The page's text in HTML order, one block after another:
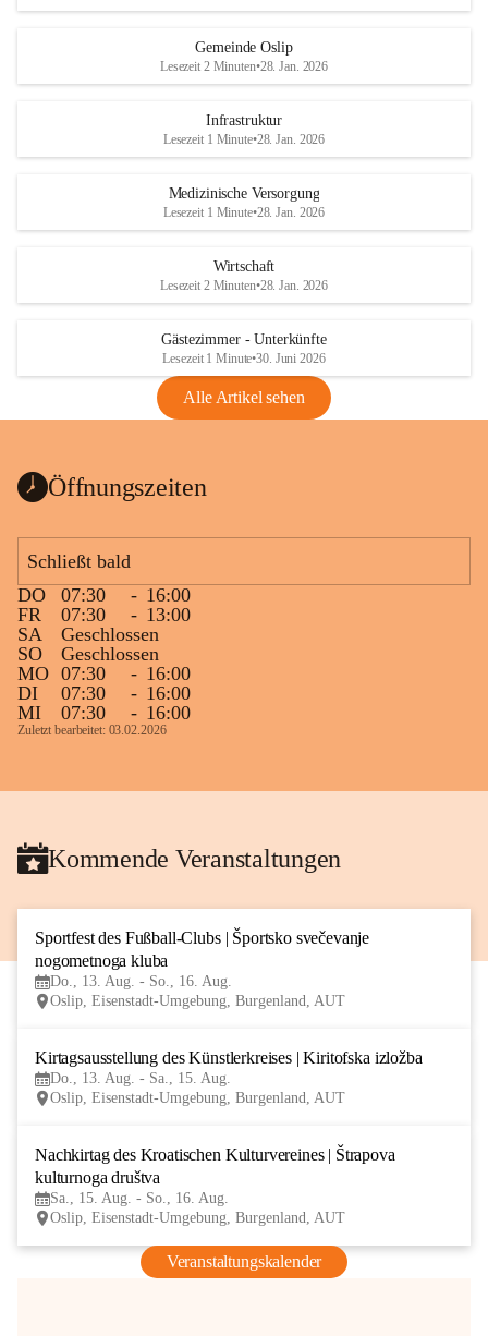
Gemeinde Oslip
Lesezeit 2 Minuten•28. Jan. 2026
Infrastruktur
Lesezeit 1 Minute•28. Jan. 2026
Medizinische Versorgung
Lesezeit 1 Minute•28. Jan. 2026
Wirtschaft
Lesezeit 2 Minuten•28. Jan. 2026
Gästezimmer - Unterkünfte
Lesezeit 1 Minute•30. Juni 2026
Alle Artikel sehen
Öffnungszeiten
Schließt bald
DO
07:30 - 16:00
FR
07:30 - 13:00
SA
Geschlossen
SO
Geschlossen
MO 07:30 - 16:00
DI
07:30 - 16:00
MI
07:30 - 16:00
Zuletzt bearbeitet: 03.02.2026
Kommende Veranstaltungen
Sportfest des Fußball-Clubs | Športsko svečevanje
nogometnoga kluba
Do., 13. Aug. - So., 16. Aug.
Oslip, Eisenstadt-Umgebung, Burgenland, AUT
Kirtagsausstellung des Künstlerkreises | Kiritofska izložba
Do., 13. Aug. - Sa., 15. Aug.
Oslip, Eisenstadt-Umgebung, Burgenland, AUT
Nachkirtag des Kroatischen Kulturvereines | Štrapova
kulturnoga društva
Sa., 15. Aug. - So., 16. Aug.
Oslip, Eisenstadt-Umgebung, Burgenland, AUT
Veranstaltungskalender